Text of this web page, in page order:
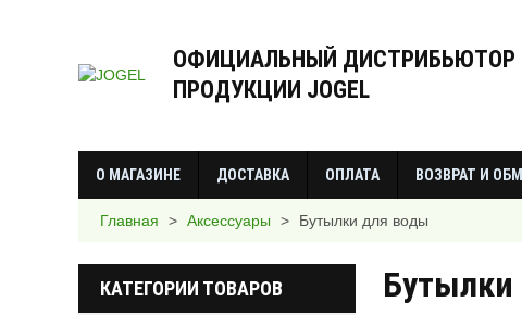
ОФИЦИАЛЬНЫЙ ДИСТРИБЬЮТОР
ПРОДУКЦИИ JOGEL
О МАГАЗИНЕ ДОСТАВКА ОПЛАТА ВОЗВРАТ И
Главная > Аксессуары > Бутылки для воды
КАТЕГОРИИ ТОВАРОВ